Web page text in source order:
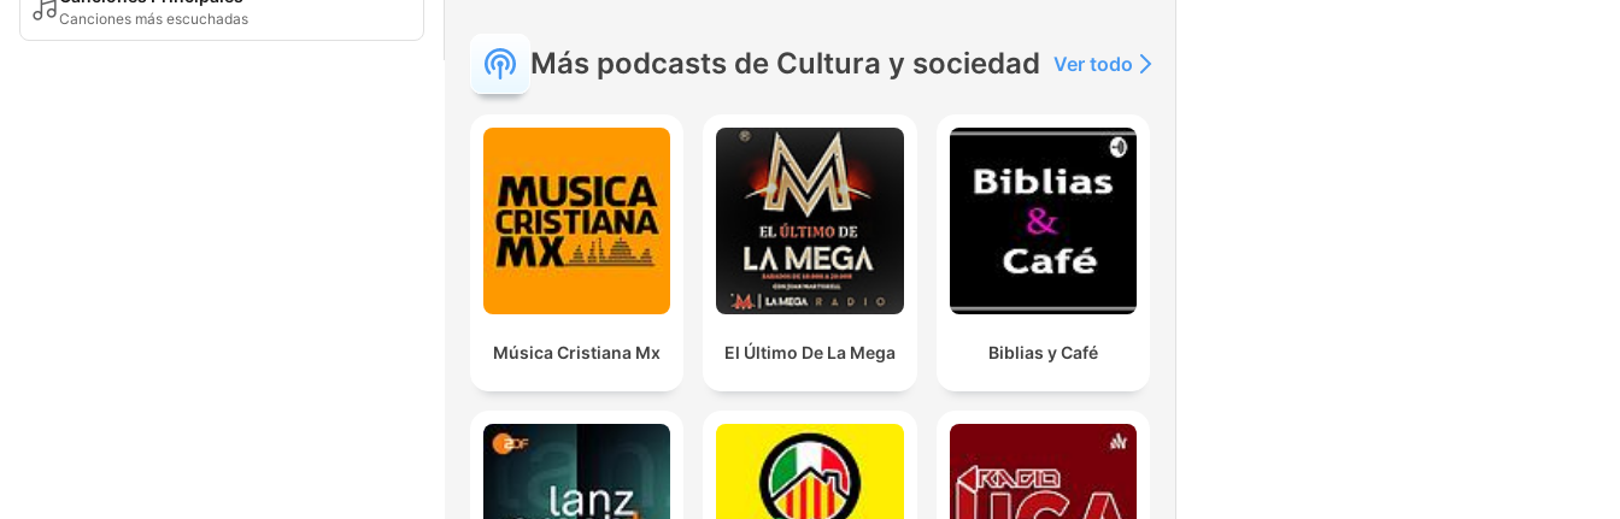
Canciones más escuchadas
Más podcasts de Cultura y sociedad Ver todo
Música Cristiana Mx El Último De La Mega Biblias y Café